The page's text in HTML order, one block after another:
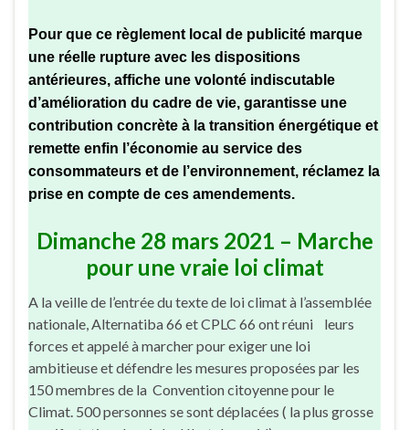
Pour que ce règlement local de publicité marque
une réelle rupture avec les dispositions
antérieures, affiche une volonté indiscutable
d’amélioration du cadre de vie, garantisse une
contribution concrète à la transition énergétique et
remette enfin l’économie au service des
consommateurs et de l’environnement, réclamez la
prise en compte de ces amendements.
Dimanche 28 mars 2021 – Marche
pour une vraie loi climat
A la veille de l’entrée du texte de loi climat à l’assemblée
nationale, Alternatiba 66 et CPLC 66 ont réuni leurs
forces et appelé à marcher pour exiger une loi
ambitieuse et défendre les mesures proposées par les
150 membres de la Convention citoyenne pour le
Climat. 500 personnes se sont déplacées ( la plus grosse